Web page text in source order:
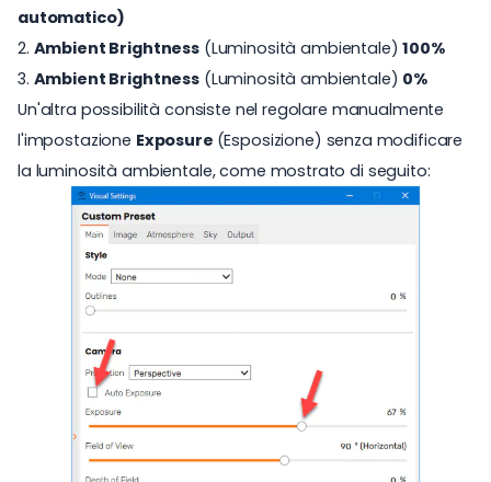
automatico)
2. Ambient Brightness(Luminosità ambientale)100%
3. Ambient Brightness(Luminosità ambientale) 0%
Un'altra possibilità consiste nel regolare manualmente
l'impostazione Exposure (Esposizione) senza modificare
la luminosità ambientale, come mostrato di seguito: